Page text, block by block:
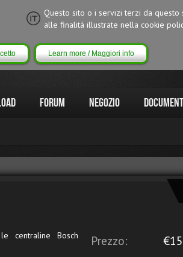
Questo sito o i servizi terzi da
alle finalitá illustrate nella cookie
Learn more / Maggiori info
Forum Negozio
centraline Bosch
Prezzo: